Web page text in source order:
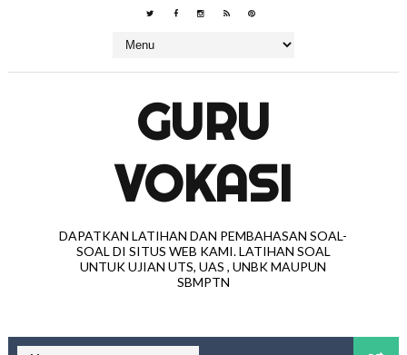
GURU
VOKASI
DAPATKAN LATIHAN DAN PEMBAHASAN SOAL-
SOAL DI SITUS WEB KAMI. LATIHAN SOAL
UNTUK UJIAN UTS, UAS , UNBK MAUPUN
SBMPTN